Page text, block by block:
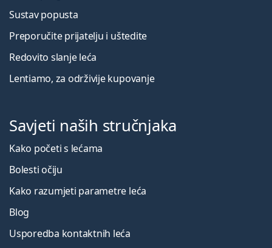
Sustav popusta
Preporučite prijatelju i uštedite
Redovito slanje leća
Lentiamo, za održivije kupovanje
Savjeti naših stručnjaka
Kako početi s lećama
Bolesti očiju
Kako razumjeti parametre leća
Blog
Usporedba kontaktnih leća